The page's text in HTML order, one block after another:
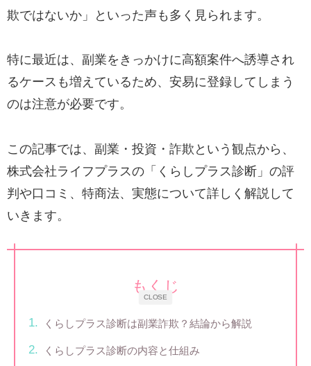
欺ではないか」といった声も多く見られます。
特に最近は、副業をきっかけに高額案件へ誘導され
るケースも増えているため、安易に登録してしまう
のは注意が必要です。
この記事では、副業・投資・詐欺という観点から、
株式会社ライフプラスの「くらしプラス診断」の評
判や口コミ、特商法、実態について詳しく解説して
いきます。
CLOSE
もくじ
くらしプラス診断は副業詐欺？結論から解説
くらしプラス診断の内容と仕組み